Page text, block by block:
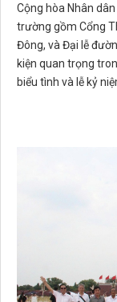
Cộng hòa Nhân
trường gồm Cổng
Đông, và Đại lễ
kiện quan trọng
biểu tình và lễ kỷ